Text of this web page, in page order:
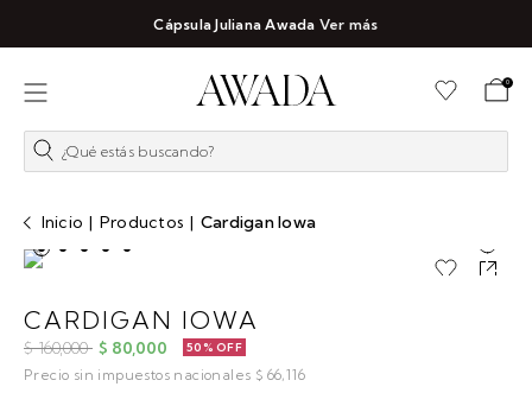
Cápsula Juliana Awada Ver más
0
¿Qué estás buscando?
Inicio | Productos | Cardigan Iowa
CARDIGAN IOWA
$ 160,000 $ 80,000 50% OFF
Precio sin impuestos nacionales $ 66,116